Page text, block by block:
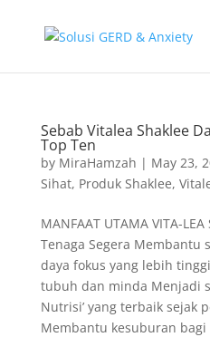
Sebab Vitalea Shaklee
Top Ten
by MiraHamzah | May 23,
Sihat, Produk Shaklee,
MANFAAT UTAMA VITA-
Tenaga Segera Membantu
daya fokus yang lebih
tubuh dan minda Menjadi
Nutrisi’ yang terbaik sejak
Membantu kesuburan bagi